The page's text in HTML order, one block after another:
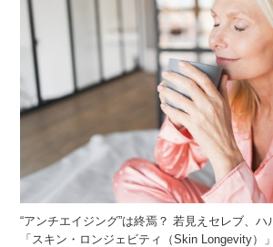
“アンチエイジング”は終焉？ 若見えセレブ、
「スキン・ロンジェビティ（Skin Longevity）」